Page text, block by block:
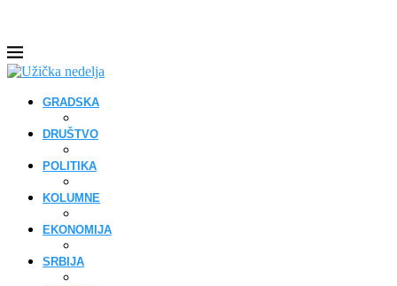
GRADSKA
DRUŠTVO
POLITIKA
KOLUMNE
EKONOMIJA
SRBIJA